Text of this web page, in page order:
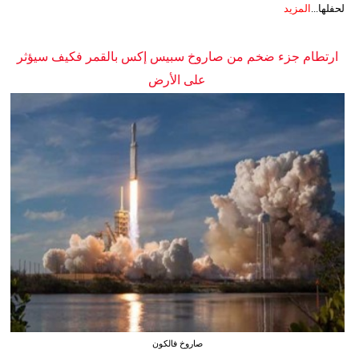
لحفلها... المزيد
ارتطام جزء ضخم من صاروخ سبيس إكس بالقمر فكيف سيؤثر
على الأرض
صاروخ فالكون